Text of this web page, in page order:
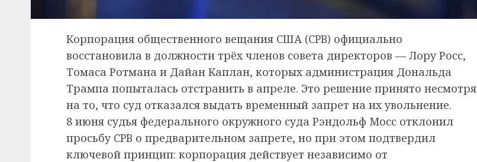
Корпорация общественного вещания США (CPB) официально
восстановила в должности трёх членов совета директоров — Лору Росс,
Томаса Ротмана и Дайан Каплан, которых администрация Дональда
Трампа попыталась отстранить в апреле. Это решение принято несмотря
на то, что суд отказался выдать временный запрет на их увольнение.
8 июня судья федерального окружного суда Рэндольф Мосс отклонил
просьбу CPB о предварительном запрете, но при этом подтвердил
ключевой принцип: корпорация действует независимо от